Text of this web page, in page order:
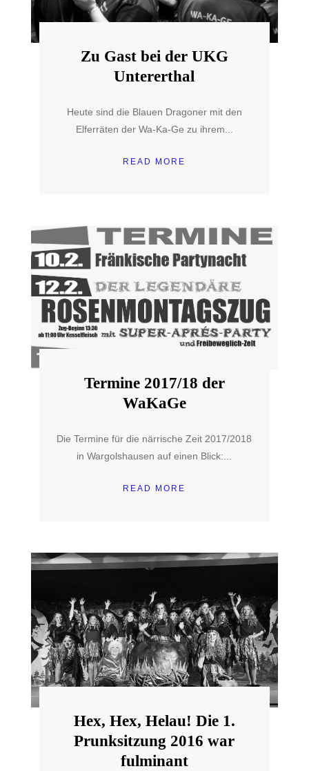
Zu Gast bei der UKG
Untererthal
Heute sind die Blauen Dragoner mit den
Elferräten der Wa-Ka-Ge zu ihrem...
READ MORE
Termine 2017/18 der
WaKaGe
Die Termine für die närrische Zeit 2017/2018
in Wargolshausen auf einen Blick:...
READ MORE
Hex, Hex, Helau! Die 1.
Prunksitzung 2016 war
fulminant